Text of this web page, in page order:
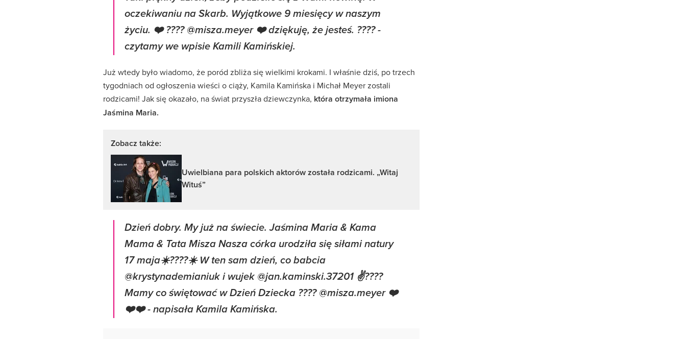
oczekiwaniu na Skarb. Wyjątkowe 9 miesięcy w naszym
życiu. ❤️ ???? @misza.meyer ❤️ dziękuję, że jesteś. ???? -
czytamy we wpisie Kamili Kamińskiej.
Już wtedy było wiadomo, że poród zbliża się wielkimi krokami. I właśnie dziś, po trzech
tygodniach od ogłoszenia wieści o ciąży, Kamila Kamińska i Michał Meyer zostali
rodzicami! Jak się okazało, na świat przyszła dziewczynka, która otrzymała imiona
Jaśmina Maria.
Zobacz także:
Uwielbiana para polskich aktorów została rodzicami. „Witaj
Wituś”
Dzień dobry. My już na świecie. Jaśmina Maria & Kama
Mama & Tata Misza Nasza córka urodziła się siłami natury
17 maja☀️????☀️ W ten sam dzień, co babcia
@krystynademianiuk i wujek @jan.kaminski.37201 ✌????
Mamy co świętować w Dzień Dziecka ???? @misza.meyer ❤️
❤️❤️ - napisała Kamila Kamińska.